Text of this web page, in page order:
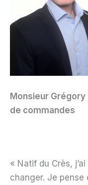
Monsieur Grégory
de commandes
« Natif du Crès,
changer. Je pense